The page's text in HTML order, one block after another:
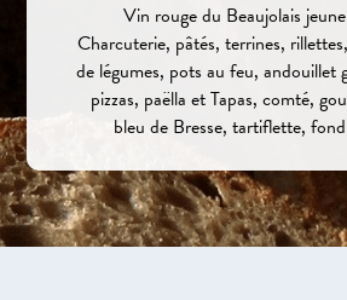
Vin rouge du Beaujolais
Charcuterie, pâtés, terrines,
de légumes, pots au feu, andouillet
pizzas, paëlla et Tapas, comté,
bleu de Bresse, tartiflette,